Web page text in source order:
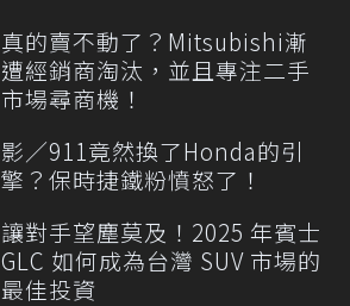
真的賣不動了？Mitsubishi漸
遭經銷商淘汰，並且專注二手
市場尋商機！
影／911竟然換了Honda的引
擎？保時捷鐵粉憤怒了！
讓對手望塵莫及！2025 年賓士
GLC 如何成為台灣 SUV 市場的
最佳投資